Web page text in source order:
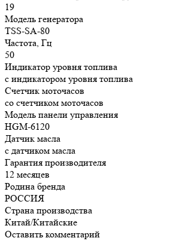
19
Модель генератора
TSS-SA-80
Частота, Гц
50
Индикатор уровня топлива
с индикатором уровня топлива
Счетчик моточасов
со счетчиком моточасов
Модель панели управления
HGM-6120
Датчик масла
с датчиком масла
Гарантия производителя
12 месяцев
Родина бренда
РОССИЯ
Страна производства
Китай/Китайские
Оставить комментарий